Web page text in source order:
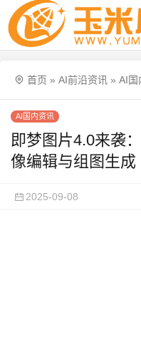
首页 » AI前沿资讯 » AI国
AI国内资讯
即梦图片4.0来袭
像编辑与组图生成
2025-09-08